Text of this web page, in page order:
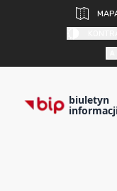
biuletyn